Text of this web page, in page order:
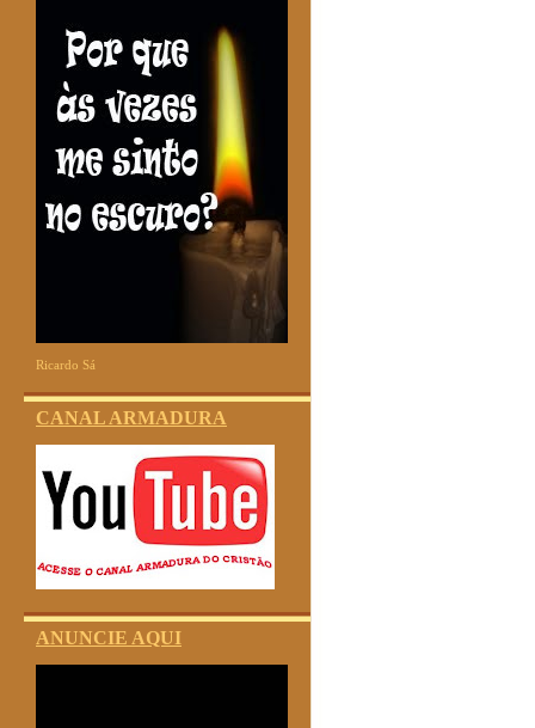
Ricardo Sá
CANAL ARMADURA
ANUNCIE AQUI